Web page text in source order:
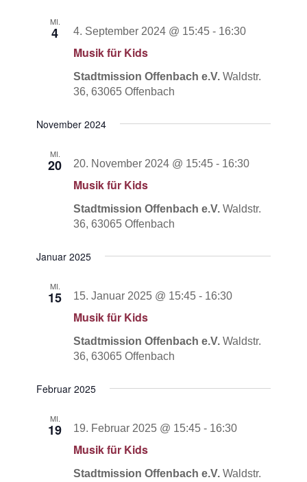
MI.
4
Musik für Kids
4. September 2024 @ 15:45 - 16:30
Stadtmission Offenbach e.V.Waldstr.
36, 63065 Offenbach
November 2024
MI.
20
Musik für Kids
20. November 2024 @ 15:45 - 16:30
Stadtmission Offenbach e.V.Waldstr.
36, 63065 Offenbach
Januar 2025
MI.
15
Musik für Kids
15. Januar 2025 @ 15:45 - 16:30
Stadtmission Offenbach e.V.Waldstr.
36, 63065 Offenbach
Februar 2025
MI.
19
Musik für Kids
19. Februar 2025 @ 15:45 - 16:30
Stadtmission Offenbach e.V.Waldstr.